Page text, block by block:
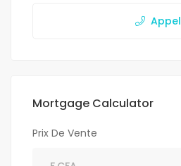
Appel
Mortgage Calculator
Prix De Vente